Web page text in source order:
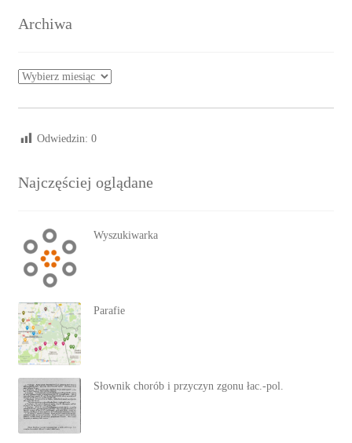
Archiwa
Archiwa
Odwiedzin: 0
Najczęściej oglądane
Wyszukiwarka
Parafie
Słownik chorób i przyczyn zgonu łac.-pol.